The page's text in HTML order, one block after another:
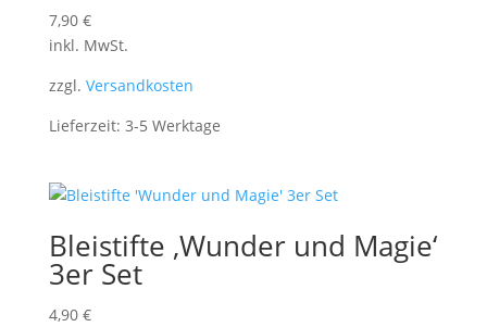
7,90 €
inkl. MwSt.
zzgl. Versandkosten
Lieferzeit: 3-5 Werktage
Bleistifte ‚Wunder und Magie‘
3er Set
4,90 €